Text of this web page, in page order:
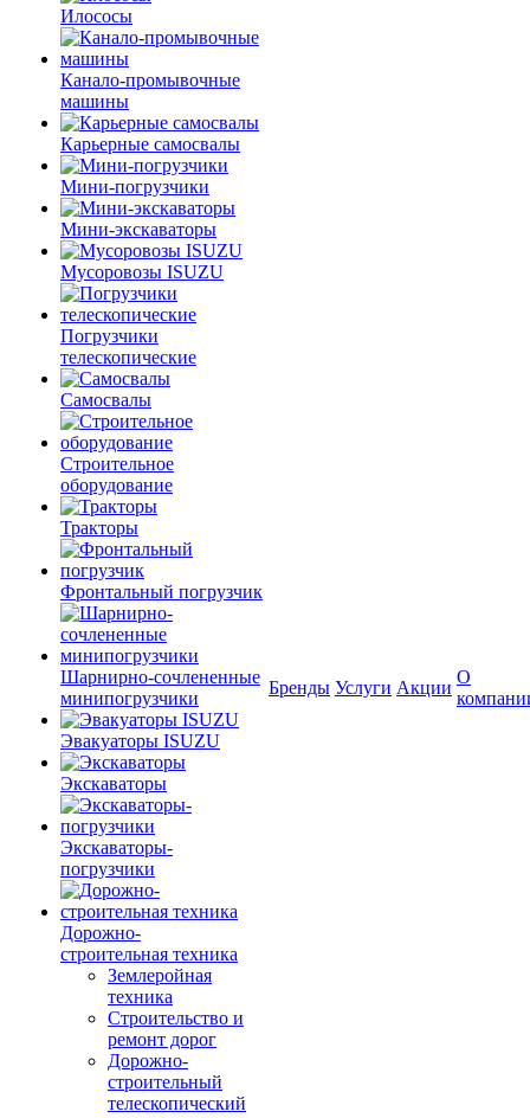
Илососы
Канало-промывочные
машины
Карьерные самосвалы
Мини-погрузчики
Мини-экскаваторы
Мусоровозы ISUZU
Погрузчики
телескопические
Самосвалы
Строительное
оборудование
Тракторы
Фронтальный погрузчик
Шарнирно-сочлененные
минипогрузчики
Эвакуаторы ISUZU
Экскаваторы
Экскаваторы-
погрузчики
Дорожно-
строительная техника
Землеройная
техника
Строительство и
ремонт дорог
Дорожно-
строительный
телескопический
Бренды Услуги Акции
О